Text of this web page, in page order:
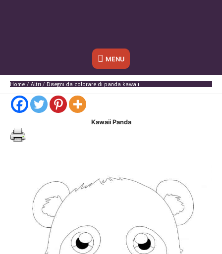
Sotto
l'header
MENU
Home Altri Disegni da colorare di panda kawaii
Kawaii Panda